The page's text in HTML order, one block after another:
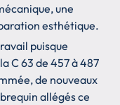
une
esthétique.
puisque
C 63 de 457 à 487
de nouveaux
allégés ce